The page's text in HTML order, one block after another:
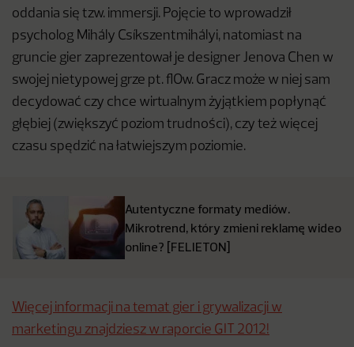
oddania się tzw. immersji. Pojęcie to wprowadził
psycholog Mihály Csíkszentmihályi, natomiast na
gruncie gier zaprezentował je designer Jenova Chen w
swojej nietypowej grze pt. flOw. Gracz może w niej sam
decydować czy chce wirtualnym żyjątkiem popłynąć
głębiej (zwiększyć poziom trudności), czy też więcej
czasu spędzić na łatwiejszym poziomie.
Autentyczne formaty mediów.
Mikrotrend, który zmieni reklamę wideo
online? [FELIETON]
Więcej informacji na temat gier i grywalizacji w
marketingu znajdziesz w raporcie GIT 2012!